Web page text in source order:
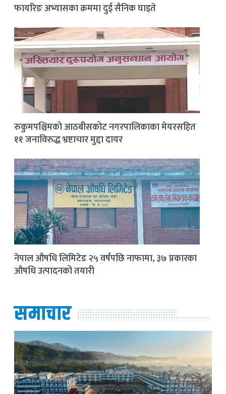
फायरिङ अभ्यासका क्रममा दुई सैनिक घाइते
रुकुमपश्चिमको आठबीसकोट नगरपालिकाका मेयरसहित
११ जनाविरुद्ध भ्रष्टाचार मुद्दा दायर
नेपाल औषधि लिमिटेड २५ वर्षपछि नाफामा, ३७ प्रकारका
औषधि उत्पादनको तयारी
समाचार